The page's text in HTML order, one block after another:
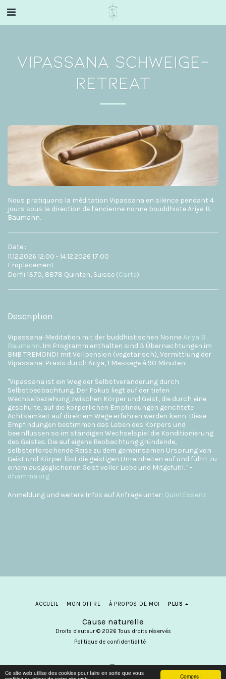
Compris !
Ce site web utilise des cookies pour faire en sorte que vous
VIPASSANA SCHWEIGE-
RETREAT
Nous pratiquons la méditation Vipassana en silence pendant 4
jours sous la direction de l'ancienne nonne bouddhiste Ariya B.
Baumann.
Date :
11.12.2026 12:00 - 14.12.2026 17:00
Emplacement
Dorfli 1370, 8878 Quinten, Suisse (Carte)
Description
Vipassana-Meditation mit der buddhistischen Nonne Ariya B.
Baumann. Im Programm enthalten sind 3 Übernachtungen im
BNB TREMONDI mit Vollpension (vegetarisch), Vermittlung der
Vipassana-Praxis durch Ariya, 1 Massage à 90 Minuten.
"Vipassana ist ein Weg der Selbstveränderung durch
Selbstbeobachtung. Der Fokus liegt auf der tiefen
Wechselbeziehung zwischen Körper und Geist, die durch eine
geschulte, auf die körperlichen Empfindungen gerichtete
Achtsamkeit auf direktem Wege erfahren werden kann. Diese
Empfindungen bestimmen das Leben des Körpers und
beeinflussen so im ständigen Wechselspiel die Konditionierung
des Geistes. Die auf eigene Beobachtung gründende,
selbsterforschende Reise zu dem gemeinsamen Ursprung von
Geist und Körper löst die geistigen Unreinheiten auf und führt zu
einem ausgeglichenen Geist voller Liebe und Mitgefühl. " -
dhamma.org
Anmeldung und weitere Infos auf Anfrage unter: QuintEssenz
Cause naturelle
Droits d'auteur © 2026 Tous droits réservés
Politique de confidentialité
ACCUEIL MON OFFRE À PROPOS DE MOI PLUS